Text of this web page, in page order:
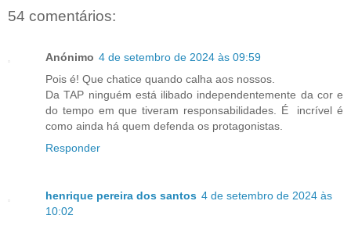
54 comentários:
Anónimo 4 de setembro de 2024 às 09:59
Pois é! Que chatice quando calha aos nossos.
Da TAP ninguém está ilibado independentemente da cor e
do tempo em que tiveram responsabilidades. É incrível é
como ainda há quem defenda os protagonistas.
Responder
henrique pereira dos santos 4 de setembro de 2024 às
10:02